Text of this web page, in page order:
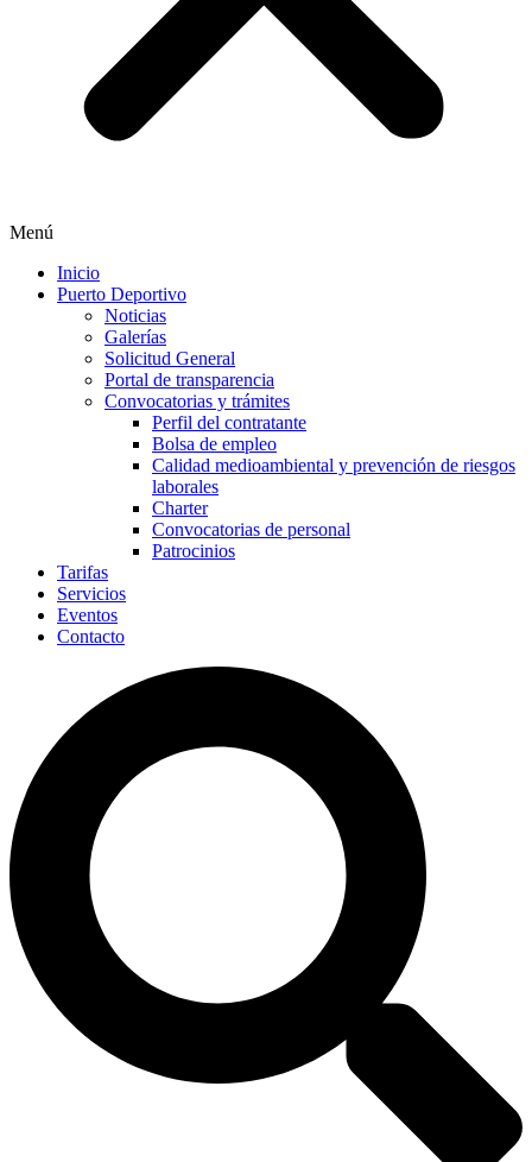
Menú
Inicio
Puerto Deportivo
Noticias
Galerías
Solicitud General
Portal de transparencia
Convocatorias y trámites
Perfil del contratante
Bolsa de empleo
Calidad medioambiental y prevención de riesgos
laborales
Charter
Convocatorias de personal
Patrocinios
Tarifas
Servicios
Eventos
Contacto